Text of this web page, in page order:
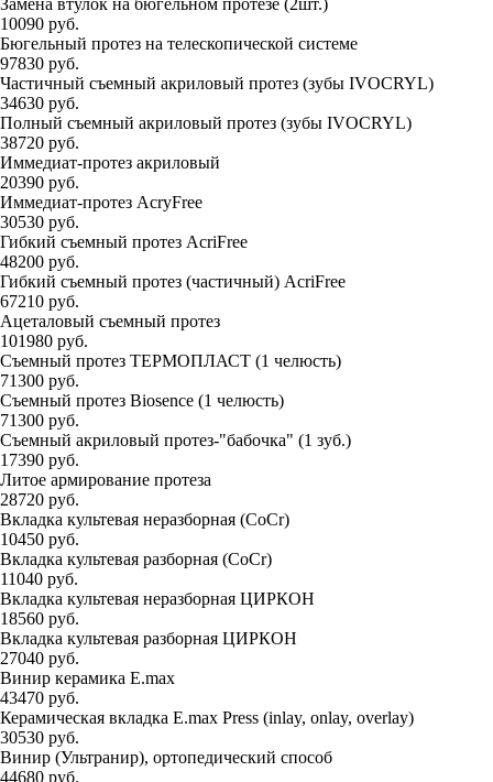
10090 руб.
Бюгельный протез на телескопической системе
97830 руб.
Частичный съемный акриловый протез (зубы IVOCRYL)
34630 руб.
Полный съемный акриловый протез (зубы IVOCRYL)
38720 руб.
Иммедиат-протез акриловый
20390 руб.
Иммедиат-протез AcryFree
30530 руб.
Гибкий съемный протез AcriFree
48200 руб.
Гибкий съемный протез (частичный) AcriFree
67210 руб.
Ацеталовый съемный протез
101980 руб.
Съемный протез ТЕРМОПЛАСТ (1 челюсть)
71300 руб.
Съемный протез Biosence (1 челюсть)
71300 руб.
Съемный акриловый протез-"бабочка" (1 зуб.)
17390 руб.
Литое армирование протеза
28720 руб.
Вкладка культевая неразборная (СоCr)
10450 руб.
Вкладка культевая разборная (СоCr)
11040 руб.
Вкладка культевая неразборная ЦИРКОН
18560 руб.
Вкладка культевая разборная ЦИРКОН
27040 руб.
Винир керамика E.max
43470 руб.
Керамическая вкладка E.max Press (inlay, onlay, overlay)
30530 руб.
Винир (Ультранир), ортопедический способ
44680 руб.